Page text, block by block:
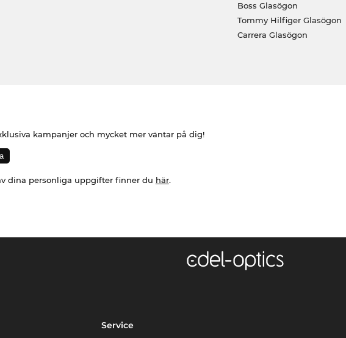
Boss Glasögon
Tommy Hilfiger Glasögon
Carrera Glasögon
kampanjer och mycket mer väntar på dig!
dina personliga uppgifter finner du här.
Service